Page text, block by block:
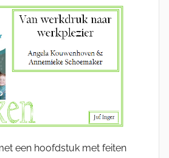
een hoofdstuk met feiten